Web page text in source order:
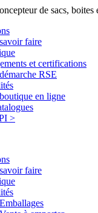
de sacs, boites
faire
et certifications
RSE
en ligne
>
faire
Emballages